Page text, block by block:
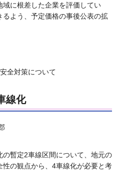
に根差した企業を評価してい
よう、予定価格の事後公表の拡
全対策について
線化
暫定2車線区間について、地元の
の観点から、4車線化が必要と考